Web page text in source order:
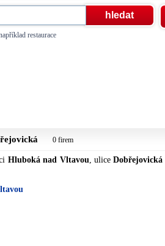
restaurace
0 firem
Hluboká nad Vltavou, uliceDobřejovická